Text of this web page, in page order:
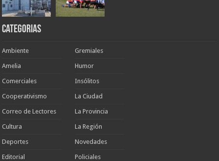
Categorias
Ambiente
Amelia
Comerciales
Cooperativismo
Correo de Lectores
Cultura
Deportes
Editorial
Gremiales
Humor
Insólitos
La Ciudad
La Provincia
La Región
Novedades
Policiales